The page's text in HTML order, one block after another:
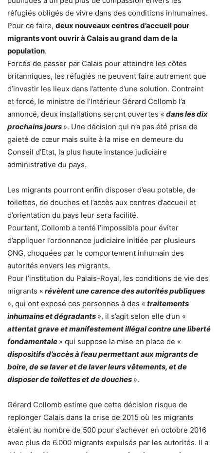
réfugiés obligés de vivre dans des conditions inhumaines.
Pour ce faire, deux nouveaux centres d’accueil pour
migrants vont ouvrir à Calais au grand dam de la
population.
Forcés de passer par Calais pour atteindre les côtes
britanniques, les réfugiés ne peuvent faire autrement que
d’investir les lieux dans l’attente d’une solution. Contraint
et forcé, le ministre de l’Intérieur Gérard Collomb l’a
annoncé, deux installations seront ouvertes « dans les dix
prochains jours ». Une décision qui n’a pas été prise de
gaieté de cœur mais suite à la mise en demeure du
Conseil d’Etat, la plus haute instance judiciaire
administrative du pays.
Les migrants pourront enfin disposer d’eau potable, de
toilettes, de douches et l’accès aux centres d’accueil et
d’orientation du pays leur sera facilité.
Pourtant, Collomb a tenté l’impossible pour éviter
d’appliquer l’ordonnance judiciaire initiée par plusieurs
ONG, choquées par le comportement inhumain des
autorités envers les migrants.
Pour l’institution du Palais-Royal, les conditions de vie des
migrants « révèlent une carence des autorités publiques
», qui ont exposé ces personnes à des « traitements
inhumains et dégradants », il s’agit selon elle d’un «
attentat grave et manifestement illégal contre une liberté
fondamentale » qui suppose la mise en place de «
dispositifs d’accès à l’eau permettant aux migrants de
boire, de se laver et de laver leurs vêtements, et de
disposer de toilettes et de douches ».
Gérard Collomb estime que cette décision risque de
replonger Calais dans la crise de 2015 où les migrants
étaient au nombre de 500 pour s’achever en octobre 2016
avec plus de 6.000 migrants expulsés par les autorités. Il a